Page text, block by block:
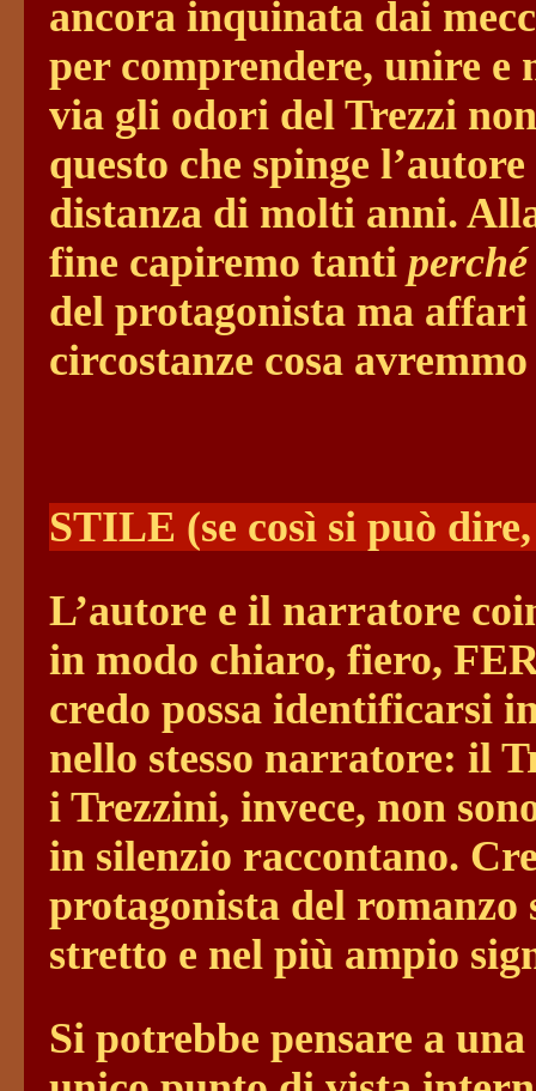
ancora inquinata dai
per comprendere, unire
via gli odori del Trezzi
questo che spinge
distanza di molti anni.
fine capiremo tanti perché
del protagonista ma
circostanze cosa
STILE (se così si può
L’autore e il narratore
in modo chiaro, fiero,
credo possa identificarsi
nello stesso narratore: il
i Trezzini, invece, non
in silenzio raccontano.
protagonista del
stretto e nel più ampio
Si potrebbe pensare a